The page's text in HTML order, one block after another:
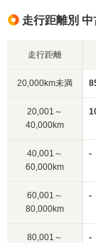
走行距離別
走行距離
20,000km未満
20,001～
40,000km
40,001～
60,000km
-
60,001～
80,000km
-
80,001～
-